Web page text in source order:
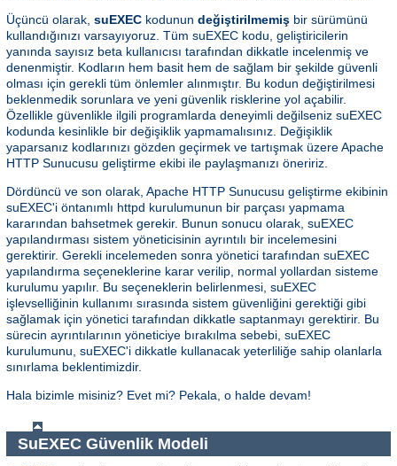
Üçüncü olarak, suEXEC kodunun değiştirilmemiş bir sürümünü
kullandığınızı varsayıyoruz. Tüm suEXEC kodu, geliştiricilerin
yanında sayısız beta kullanıcısı tarafından dikkatle incelenmiş ve
denenmiştir. Kodların hem basit hem de sağlam bir şekilde güvenli
olması için gerekli tüm önlemler alınmıştır. Bu kodun değiştirilmesi
beklenmedik sorunlara ve yeni güvenlik risklerine yol açabilir.
Özellikle güvenlikle ilgili programlarda deneyimli değilseniz suEXEC
kodunda kesinlikle bir değişiklik yapmamalısınız. Değişiklik
yaparsanız kodlarınızı gözden geçirmek ve tartışmak üzere Apache
HTTP Sunucusu geliştirme ekibi ile paylaşmanızı öneririz.
Dördüncü ve son olarak, Apache HTTP Sunucusu geliştirme ekibinin
suEXEC'i öntanımlı httpd kurulumunun bir parçası yapmama
kararından bahsetmek gerekir. Bunun sonucu olarak, suEXEC
yapılandırması sistem yöneticisinin ayrıntılı bir incelemesini
gerektirir. Gerekli incelemeden sonra yönetici tarafından suEXEC
yapılandırma seçeneklerine karar verilip, normal yollardan sisteme
kurulumu yapılır. Bu seçeneklerin belirlenmesi, suEXEC
işlevselliğinin kullanımı sırasında sistem güvenliğini gerektiği gibi
sağlamak için yönetici tarafından dikkatle saptanmayı gerektirir. Bu
sürecin ayrıntılarının yöneticiye bırakılma sebebi, suEXEC
kurulumunu, suEXEC'i dikkatle kullanacak yeterliliğe sahip olanlarla
sınırlama beklentimizdir.
Hala bizimle misiniz? Evet mi? Pekala, o halde devam!
SuEXEC Güvenlik Modeli